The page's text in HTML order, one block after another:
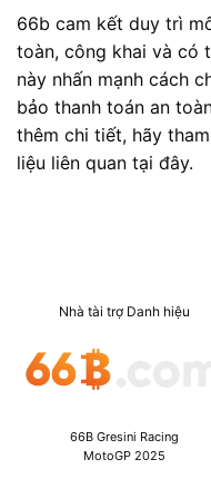
66b cam kết duy trì
toàn, công khai và có
này nhấn mạnh cách
bảo thanh toán an
thêm chi tiết, hãy
liệu liên quan tại đây.
Nhà tài trợ Danh hiệu
66B Gresini Racing
MotoGP 2025